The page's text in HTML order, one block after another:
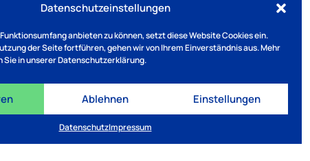
Datenschutzeinstellungen
anbieten zu können, setzt diese Website Cookies ein.
der Seite fortführen, gehen wir von Ihrem Einverständnis aus. Mehr
Sie in unserer Datenschutzerklärung.
Ablehnen Einstellungen
DatenschutzImpressum